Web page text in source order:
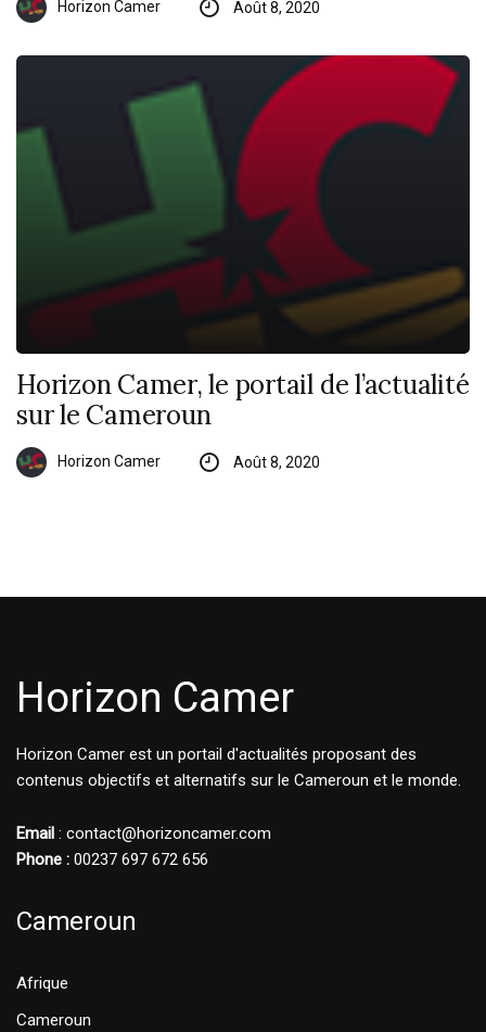
Horizon Camer Août 8, 2020
Horizon Camer, le portail de l’actualité
sur le Cameroun
Horizon Camer Août 8, 2020
Horizon Camer
Horizon Camer est un portail d'actualités proposant des
contenus objectifs et alternatifs sur le Cameroun et le monde.
Email : contact@horizoncamer.com
Phone : 00237 697 672 656
Cameroun
Afrique
Cameroun